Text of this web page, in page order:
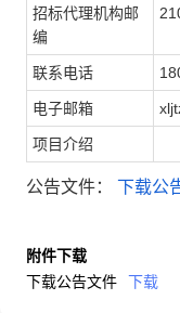
招标代理机构邮
编
联系电话
电子邮箱
项目介绍
公告文件： 下载公
附件下载
下载公告文件
下载